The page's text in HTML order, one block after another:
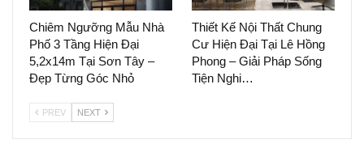
Chiêm Ngưỡng Mẫu Nhà
Phố 3 Tầng Hiện Đại
5,2x14m Tại Sơn Tây –
Đẹp Từng Góc Nhỏ
Thiết Kế Nội Thất Chung
Cư Hiện Đại Tại Lê Hồng
Phong – Giải Pháp Sống
Tiện Nghi…
PREV NEXT